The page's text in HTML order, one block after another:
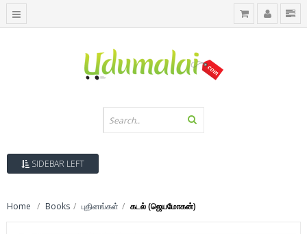
SIDEBAR LEFT
Home Books புதினங்கள் கடல் (ஜெயமோகன்)